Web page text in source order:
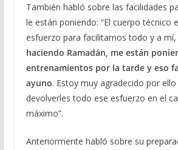
También habló sobre las facilidades
le están poniendo: “El cuerpo técnico
esfuerzo para facilitarnos todo y a mí,
haciendo Ramadán, me están
entrenamientos por la tarde y eso
ayuno. Estoy muy agradecido por
devolverles todo ese esfuerzo en el
máximo”.
Anteriormente habló sobre su